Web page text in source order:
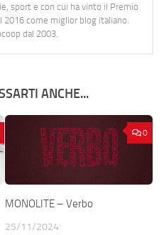
sport e con cui ha vinto il Premio
come miglior blog italiano.
dal 2003.
ANCHE...
0
MONOLITE – Verbo
25/11/2024